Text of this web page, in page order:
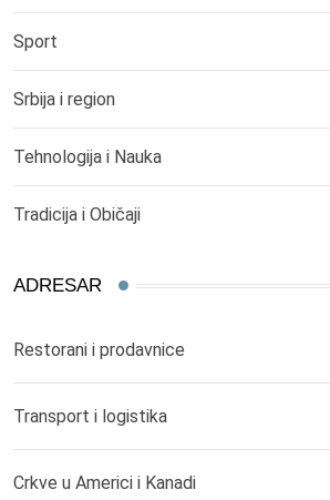
Sport
Srbija i region
Tehnologija i Nauka
Tradicija i Običaji
ADRESAR
Restorani i prodavnice
Transport i logistika
Crkve u Americi i Kanadi